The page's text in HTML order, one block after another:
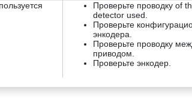
Проверьте проводку of
detector used.
Проверьте
энкодера.
Проверьте проводку
приводом.
Проверьте энкодер.